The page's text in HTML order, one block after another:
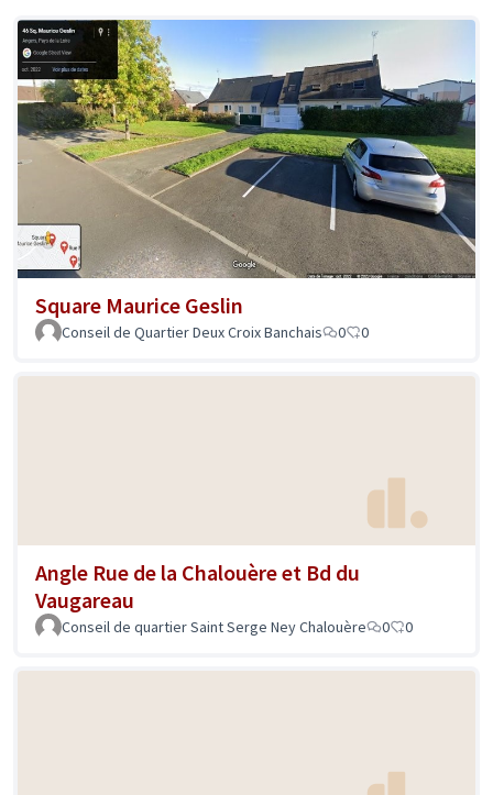
Square Maurice Geslin
Conseil de Quartier Deux Croix Banchais 0 0
Angle Rue de la Chalouère et Bd du
Vaugareau
Conseil de quartier Saint Serge Ney Chalouère 0 0